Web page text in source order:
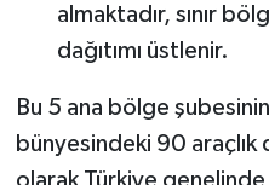
almaktadır, sınır
dağıtımı üstlenir.
Bu 5 ana bölge
bünyesindeki 90 araçlık
olarak Türkiye genelinde